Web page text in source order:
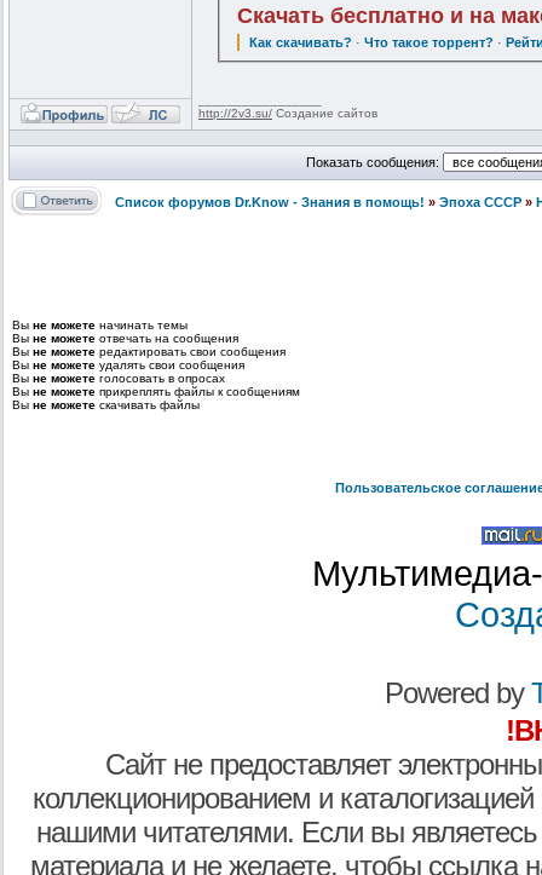
Скачать бесплатно и на
Как скачивать? ·Что такое торрент? ·
http://2v3.su/ Создание сайтов
Показать сообщения:
Список форумов Dr.Know - Знания в помощь! » Эпоха СССР »
Вы не можете начинать темы
Вы не можете отвечать на сообщения
Вы не можете редактировать свои сообщения
Вы не можете удалять свои сообщения
Вы не можете голосовать в опросах
Вы не можете прикреплять файлы к сообщениям
Вы не можете скачивать файлы
Пользовательское
Powered by
Сайт не предоставляет
коллекционированием и
нашими читателями. Если вы являетесь
материала и не желаете, чтобы ссылка